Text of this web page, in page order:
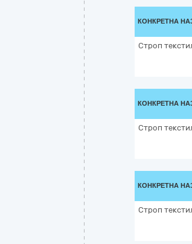
КОНКРЕТНА
Строп
КОНКРЕТНА
Строп
КОНКРЕТНА
Строп